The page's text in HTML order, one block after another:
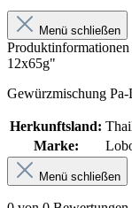
Menü schließen
12x65g"
Gewürzmischung
Herkunftsland:
Marke:
Menü schließen